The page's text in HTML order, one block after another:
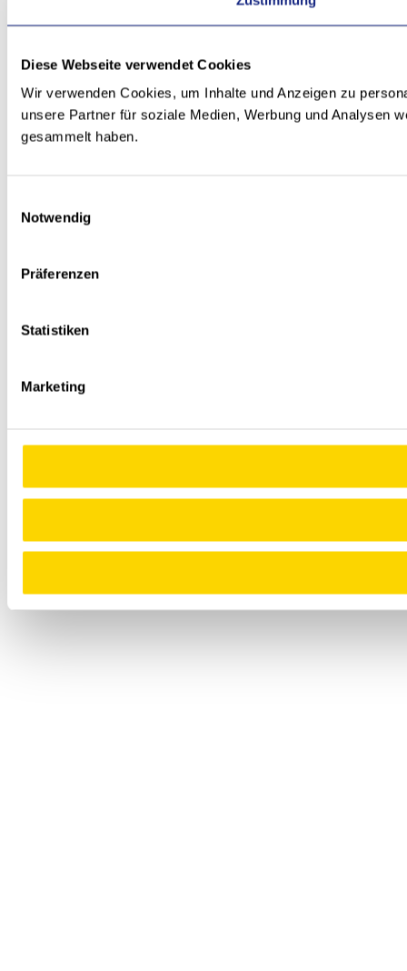
Diese Webseite verwendet Cookies
Wir verwenden Cookies, um Inhalte und Anzeigen zu
unsere Partner für soziale Medien, Werbung und Analysen
gesammelt haben.
Notwendig
Präferenzen
Statistiken
Marketing